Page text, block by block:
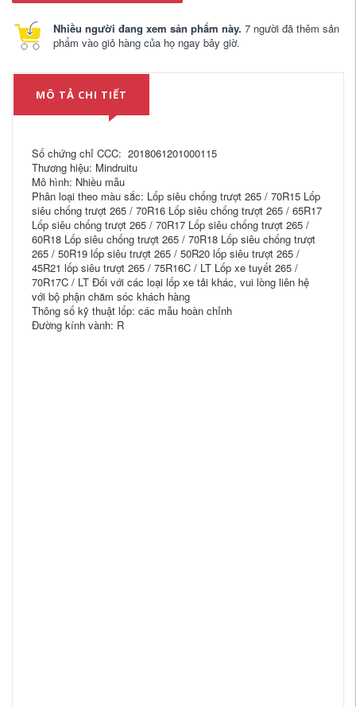
Nhiều người đang xem sản phẩm này. 7 người đã thêm sản
phẩm vào giỏ hàng của họ ngay bây giờ.
MÔ TẢ CHI TIẾT
Số chứng chỉ CCC: 2018061201000115
Thương hiệu: Mindruitu
Mô hình: Nhiều mẫu
Phân loại theo màu sắc: Lốp siêu chống trượt 265 / 70R15 Lốp
siêu chống trượt 265 / 70R16 Lốp siêu chống trượt 265 / 65R17
Lốp siêu chống trượt 265 / 70R17 Lốp siêu chống trượt 265 /
60R18 Lốp siêu chống trượt 265 / 70R18 Lốp siêu chống trượt
265 / 50R19 lốp siêu trượt 265 / 50R20 lốp siêu trượt 265 /
45R21 lốp siêu trượt 265 / 75R16C / LT Lốp xe tuyết 265 /
70R17C / LT Đối với các loại lốp xe tải khác, vui lòng liên hệ
với bộ phận chăm sóc khách hàng
Thông số kỹ thuật lốp: các mẫu hoàn chỉnh
Đường kính vành: R